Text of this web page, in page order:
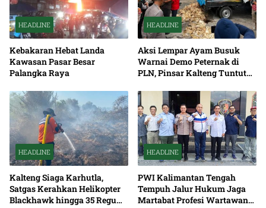
HEADLINE
Kebakaran Hebat Landa
Kawasan Pasar Besar
Palangka Raya
HEADLINE
Aksi Lempar Ayam Busuk
Warnai Demo Peternak di
PLN, Pinsar Kalteng Tuntut
HEADLINE
Kalteng Siaga Karhutla,
Satgas Kerahkan Helikopter
Blackhawk hingga 35 Regu
HEADLINE
PWI Kalimantan Tengah
Tempuh Jalur Hukum Jaga
Martabat Profesi Wartawan